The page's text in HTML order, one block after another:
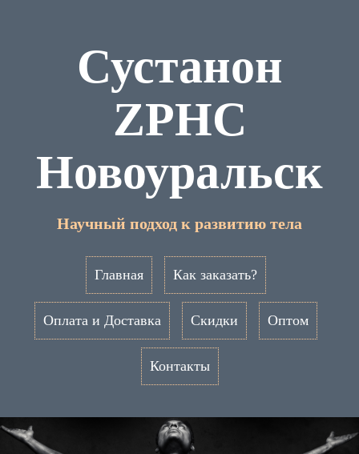
Сустанон
ZPHC
Новоуральск
Научный подход к развитию тела
Главная Как заказать?
Оплата и Доставка Скидки Оптом
Контакты